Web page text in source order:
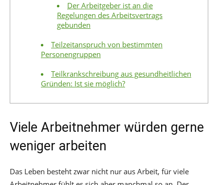
Der Arbeitgeber ist an die
Regelungen des Arbeitsvertrags
gebunden
Teilzeitanspruch von bestimmten
Personengruppen
Teilkrankschreibung aus gesundheitlichen
Gründen: Ist sie möglich?
Viele Arbeitnehmer würden gerne
weniger arbeiten
Das Leben besteht zwar nicht nur aus Arbeit, für viele